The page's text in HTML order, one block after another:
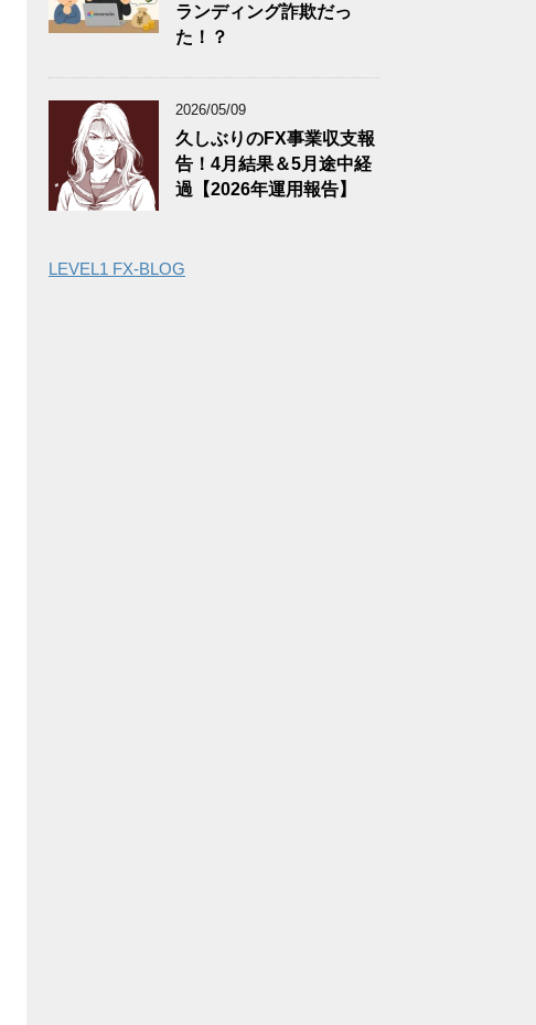
ランディング詐欺だっ
た！？
2026/05/09
久しぶりのFX事業収支報
告！4月結果＆5月途中経
過【2026年運用報告】
LEVEL1 FX-BLOG